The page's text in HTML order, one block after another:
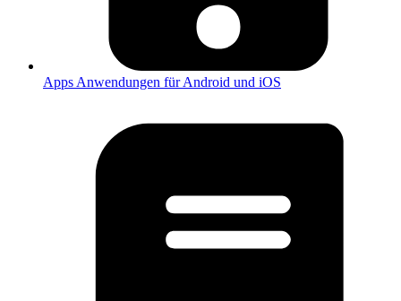
Apps Anwendungen für Android und iOS